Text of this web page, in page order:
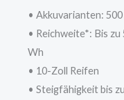
• Akkuvarianten:
• Reichweite*: Bis zu
Wh
• 10-Zoll Reifen
• Steigfähigkeit bis